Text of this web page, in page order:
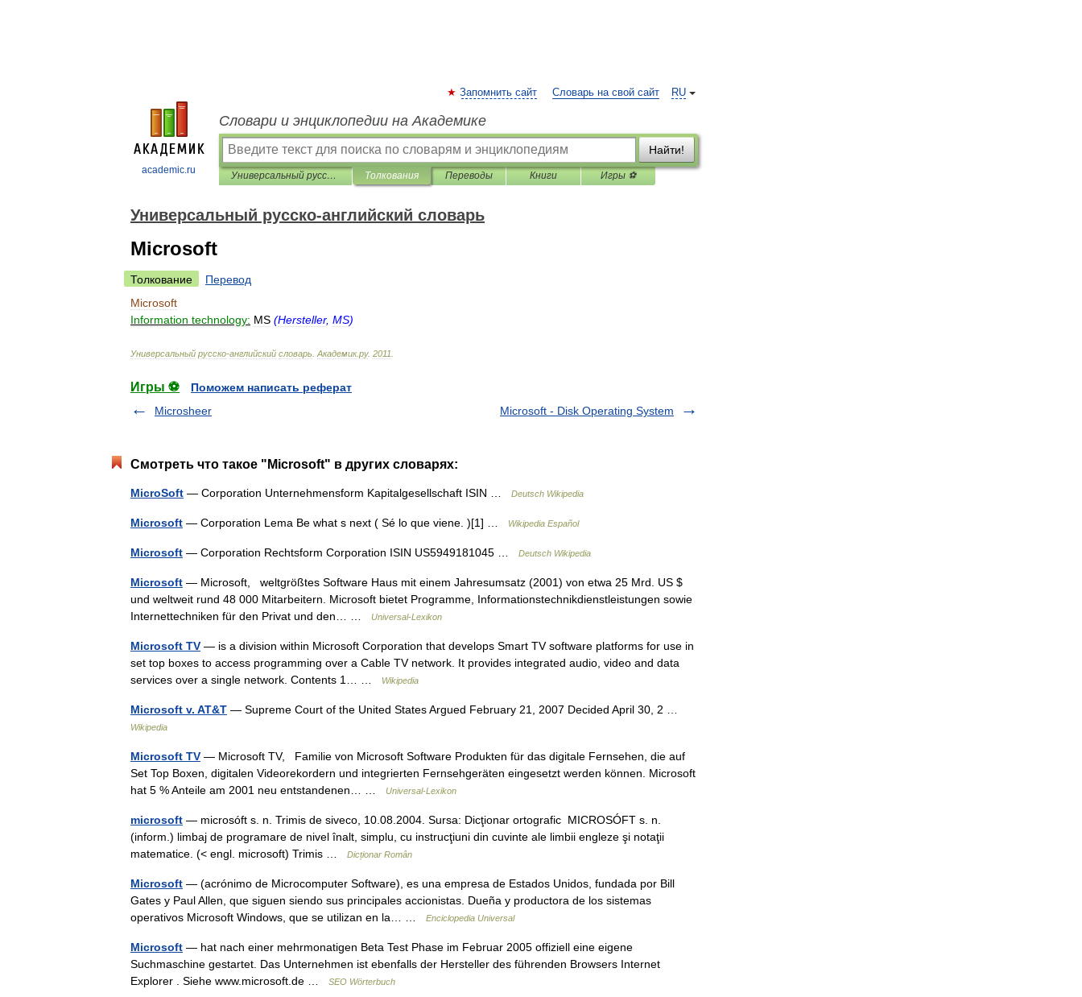
academic.ru
RU
Запомнить сайт Словарь на свой сайт
Словари и энциклопедии на Академике
Найти!
Универсальный русско-английский словарь Толкования Переводы Книги Игры ⚽
Универсальный русско-английский словарь
Microsoft
Толкование
Перевод
Microsoft
Information technology: MS (Hersteller, MS)
Универсальный русско-английский словарь Академик.ру. 2011
Игры ⚽
Поможем написать реферат
Microsheer
Microsoft - Disk Operating System
Смотреть что такое "Microsoft" в других словарях:
MicroSoft — Corporation Unternehmensform Kapitalgesellschaft ISIN … Deutsch Wikipedia
Microsoft — Corporation Lema Be what s next ( Sé lo que viene. )[1] … Wikipedia Español
Microsoft — Corporation Rechtsform Corporation ISIN US5949181045 … Deutsch Wikipedia
Microsoft — Microsoft, weltgrößtes Software Haus mit einem Jahresumsatz (2001) von etwa 25 Mrd. US $
und weltweit rund 48 000 Mitarbeitern. Microsoft bietet Programme, Informationstechnikdienstleistungen sowie
Internettechniken für den Privat und den… …
Universal-Lexikon
Microsoft TV — is a division within Microsoft Corporation that develops Smart TV software platforms for use in
set top boxes to access programming over a Cable TV network. It provides integrated audio, video and data
services over a single network. Contents 1… …
Wikipedia
Microsoft v. AT&T — Supreme Court of the United States Argued February 21, 2007 Decided April 30, 2 …
Wikipedia
Microsoft TV — Microsoft TV, Familie von Microsoft Software Produkten für das digitale Fernsehen, die auf
Set Top Boxen, digitalen Videorekordern und integrierten Fernsehgeräten eingesetzt werden können. Microsoft
hat 5 % Anteile am 2001 neu entstandenen… …
Universal-Lexikon
microsoft — microsóft s. n. Trimis de siveco, 10.08.2004. Sursa: Dicţionar ortografic MICROSÓFT s. n.
(inform.) limbaj de programare de nivel înalt, simplu, cu instrucţiuni din cuvinte ale limbii engleze şi notaţii
matematice. (< engl. microsoft) Trimis …
Dicționar Român
Microsoft — (acrónimo de Microcomputer Software), es una empresa de Estados Unidos, fundada por Bill
Gates y Paul Allen, que siguen siendo sus principales accionistas. Dueña y productora de los sistemas
operativos Microsoft Windows, que se utilizan en la… …
Enciclopedia Universal
Microsoft — hat nach einer mehrmonatigen Beta Test Phase im Februar 2005 offiziell eine eigene
Suchmaschine gestartet. Das Unternehmen ist ebenfalls der Hersteller des führenden Browsers Internet
Explorer . Siehe www.microsoft.de …
SEO Wörterbuch